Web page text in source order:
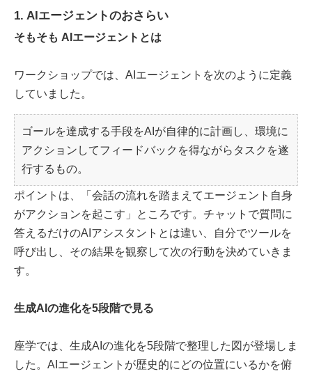
1. AIエージェントのおさらい
そもそも AIエージェントとは
ワークショップでは、AIエージェントを次のように定義
していました。
ゴールを達成する手段をAIが自律的に計画し、環境に
アクションしてフィードバックを得ながらタスクを遂
行するもの。
ポイントは、「会話の流れを踏まえてエージェント自身
がアクションを起こす」ところです。チャットで質問に
答えるだけのAIアシスタントとは違い、自分でツールを
呼び出し、その結果を観察して次の行動を決めていきま
す。
生成AIの進化を5段階で見る
座学では、生成AIの進化を5段階で整理した図が登場しま
した。AIエージェントが歴史的にどの位置にいるかを俯